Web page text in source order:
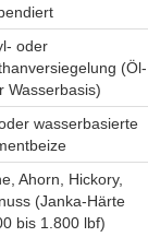
oder
(Öl-
Wasserbasis)
wasserbasierte
Ahorn, Hickory,
(Janka-Härte
bis 1.800 lbf)